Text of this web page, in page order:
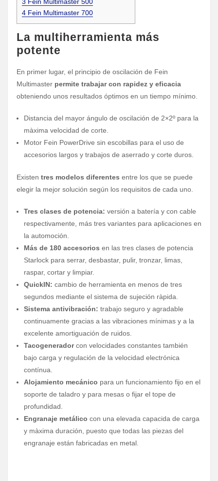
3 Fein Multimaster 500
4Fein Multimaster 700
La multiherramienta más
potente
En primer lugar, el principio de oscilación de Fein
Multimaster permite trabajar con rapidez y eficacia
obteniendo unos resultados óptimos en un tiempo mínimo.
Distancia del mayor ángulo de oscilación de 2×2º para la
màxima velocidad de corte.
Motor Fein PowerDrive sin escobillas para el uso de
accesorios largos y trabajos de aserrado y corte duros.
Existen tres modelos diferentes entre los que se puede
elegir la mejor solución según los requisitos de cada uno.
Tres clases de potencia: versión a batería y con cable
respectivamente, más tres variantes para aplicaciones en
la automoción.
Más de 180 accesorios en las tres clases de potencia
Starlock para serrar, desbastar, pulir, tronzar, limas,
raspar, cortar y limpiar.
QuickIN: cambio de herramienta en menos de tres
segundos mediante el sistema de sujeción ràpida.
Sistema antivibración: trabajo seguro y agradable
continuamente gracias a las vibraciones mínimas y a la
excelente amortiguación de ruidos.
Tacogeneradorcon velocidades constantes también
bajo carga y regulación de la velocidad electrónica
contínua.
Alojamiento mecánico para un funcionamiento fijo en el
soporte de taladro y para mesas o fijar el tope de
profundidad.
Engranaje metálico con una elevada capacida de carga
y màxima duración, puesto que todas las piezas del
engranaje están fabricadas en metal.